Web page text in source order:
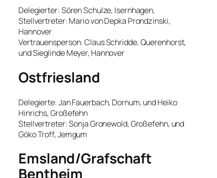
Delegierter: Sören Schulze, Isernhagen,
Stellvertreter: Mario von Depka Prondzinski,
Hannover
Vertrauensperson: Claus Schridde, Querenhorst,
und Sieglinde Meyer, Hannover
Ostfriesland
Delegierte: Jan Fauerbach, Dornum, und Heiko
Hinrichs, Großefehn
Stellvertreter: Sonja Gronewold, Großefehn, und
Göko Troff, Jemgum
Emsland/Grafschaft
Bentheim